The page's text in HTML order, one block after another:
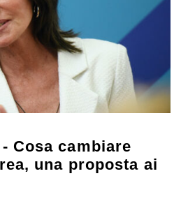
Cosa cambiare
una proposta ai